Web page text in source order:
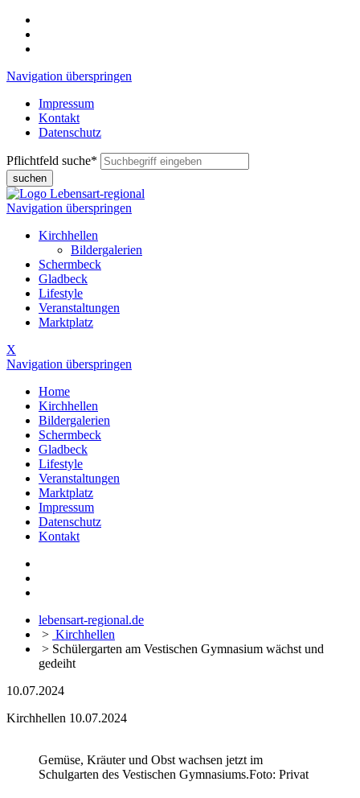
Navigation überspringen
Impressum
Kontakt
Datenschutz
Pflichtfeld suche*
suchen
Navigation überspringen
Kirchhellen
Bildergalerien
Schermbeck
Gladbeck
Lifestyle
Veranstaltungen
Marktplatz
X
Navigation überspringen
Home
Kirchhellen
Bildergalerien
Schermbeck
Gladbeck
Lifestyle
Veranstaltungen
Marktplatz
Impressum
Datenschutz
Kontakt
lebensart-regional.de
> Kirchhellen
> Schülergarten am Vestischen Gymnasium wächst und
gedeiht
10.07.2024
Kirchhellen 10.07.2024
Gemüse, Kräuter und Obst wachsen jetzt im
Schulgarten des Vestischen Gymnasiums.Foto: Privat